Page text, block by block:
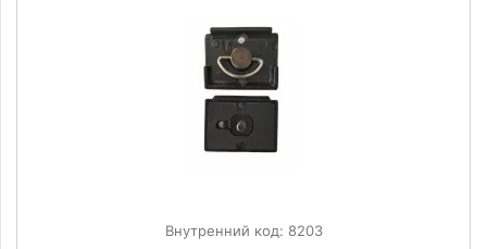
Внутренний код: 8203